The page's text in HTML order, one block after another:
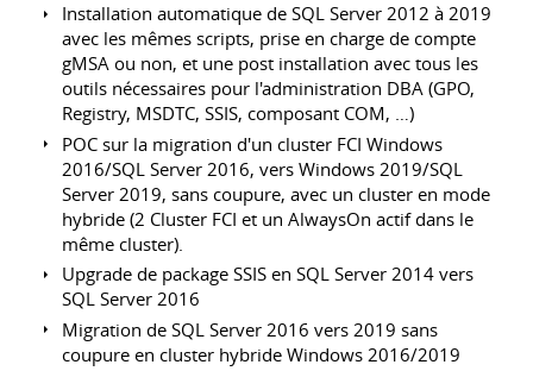
Installation automatique de SQL Server 2012 à 2019
avec les mêmes scripts, prise en charge de compte
gMSA ou non, et une post installation avec tous les
outils nécessaires pour l'administration DBA (GPO,
Registry, MSDTC, SSIS, composant COM, …)
POC sur la migration d'un cluster FCI Windows
2016/SQL Server 2016, vers Windows 2019/SQL
Server 2019, sans coupure, avec un cluster en mode
hybride (2 Cluster FCI et un AlwaysOn actif dans le
même cluster).
Upgrade de package SSIS en SQL Server 2014 vers
SQL Server 2016
Migration de SQL Server 2016 vers 2019 sans
coupure en cluster hybride Windows 2016/2019